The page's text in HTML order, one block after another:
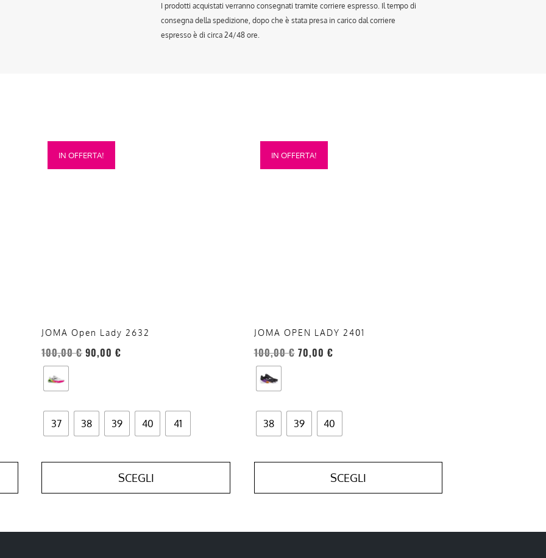
I prodotti acquistati verranno consegnati tramite corriere espresso. Il tempo di
consegna della spedizione, dopo che è stata presa in carico dal corriere
espresso è di circa 24/48 ore.
IN OFFERTA!
JOMA Open Lady 2632
100,00€ 90,00€
37 38 39 40 41
SCEGLI
Questo
prodotto
del
prodotto
IN OFFERTA!
JOMA OPEN LADY 2401
100,00€ 70,00 €
38 39 40
SCEGLI
Questo
prodotto
del
prodotto